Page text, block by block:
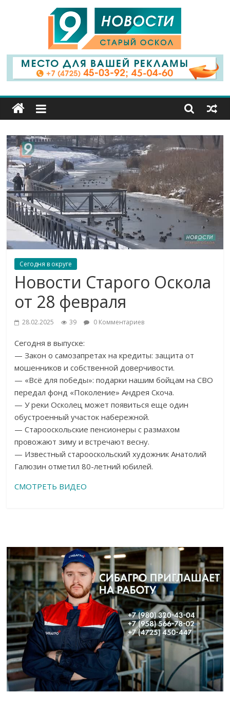
9
Канал
Старый
Оскол
Сегодня в округе
Новости Старого Оскола
от 28 февраля
28.02.2025 39 0 Комментариев
Сегодня в выпуске:
— Закон о самозапретах на кредиты: защита от
мошенников и собственной доверчивости.
— «Всё для победы»: подарки нашим бойцам на СВО
передал фонд «Поколение» Андрея Скоча.
— У реки Осколец может появиться еще один
обустроенный участок набережной.
— Старооскольские пенсионеры с размахом
провожают зиму и встречают весну.
— Известный старооскольский художник Анатолий
Галюзин отметил 80-летний юбилей.
СМОТРЕТЬ ВИДЕО